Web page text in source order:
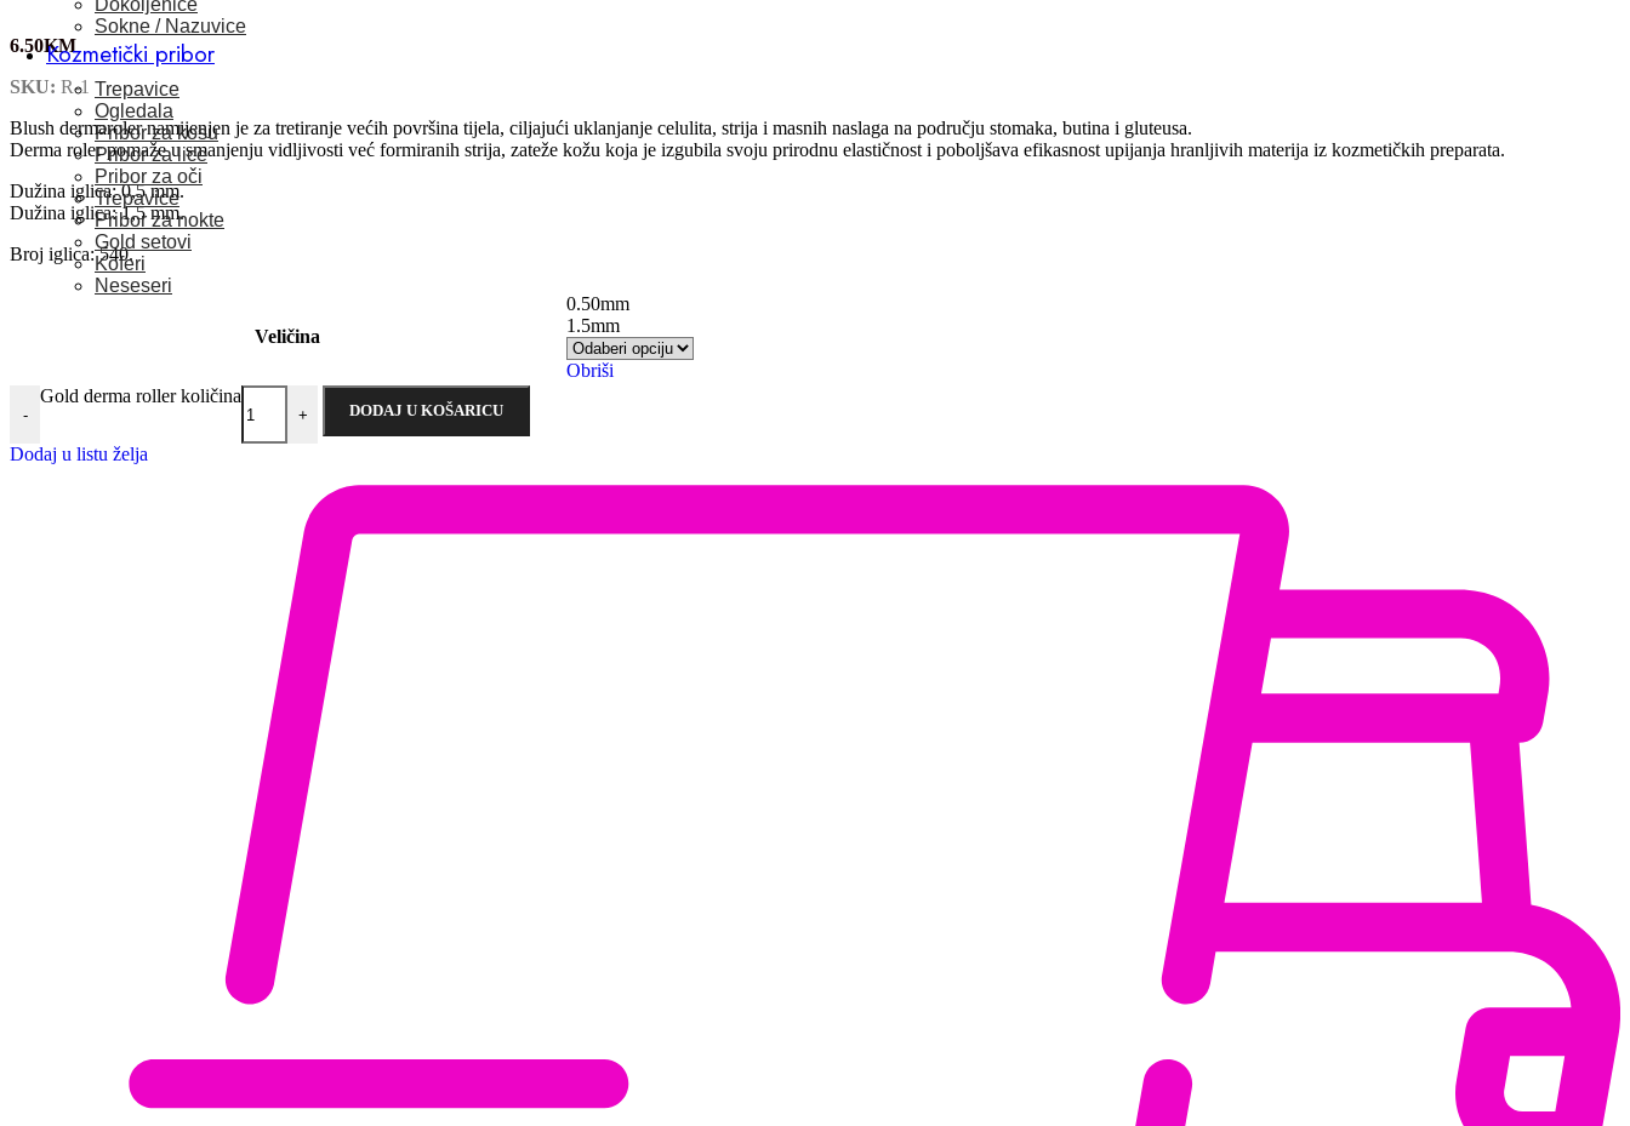
Dokoljenice
Sokne / Nazuvice
Kozmetički pribor
Trepavice
Ogledala
Pribor za kosu
Pribor za lice
Pribor za oči
Trepavice
Pribor za nokte
Gold setovi
Koferi
Neseseri
6.50KM
SKU: R-1
Blush dermaroler namijenjen je za tretiranje većih površina tijela, ciljajući uklanjanje celulita, strija i masnih naslaga na području stomaka, butina i gluteusa.
Derma roler pomaže u smanjenju vidljivosti već formiranih strija, zateže kožu koja je izgubila svoju prirodnu elastičnost i poboljšava efikasnost upijanja hranljivih materija iz kozmetičkih preparata.
Dužina iglica: 0,5 mm.
Dužina iglica: 1,5 mm.
Broj iglica: 540.
Veličina
0.50mm
1.5mm
Obriši
-
Gold derma roller količina
+ DODAJ U KOŠARICU
Dodaj u listu želja